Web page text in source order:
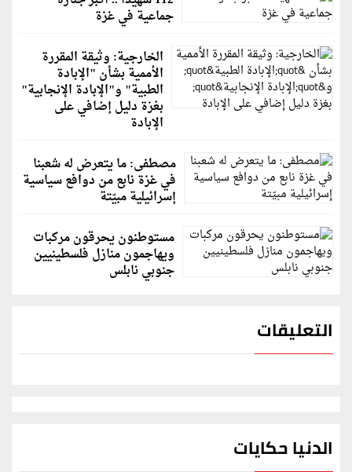
جماعية في غزة
الخارجية: وثيقة المقررة
الأممية بشأن "الإبادة
الطبية" و"الإبادة الإنجابية"
بغزة دليل إضافي على
الإبادة
مصطفى: ما يتعرض له شعبنا
في غزة نابع من دوافع سياسية
إسرائيلية مبيّتة
مستوطنون يحرقون مركبات
ويهاجمون منازل فلسطينيين
جنوبي نابلس
التعليقات
الدنيا حكايات